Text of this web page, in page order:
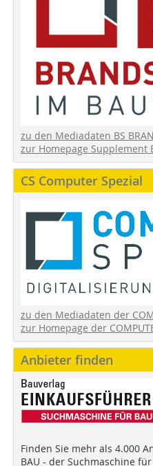
zu den Mediadaten BS
zur Homepage Supplement
CS Computer Spezial
zu den Mediadaten der
zur Homepage der
Anbieter finden
Finden Sie mehr als 4.000
BAU - der Suchmaschine